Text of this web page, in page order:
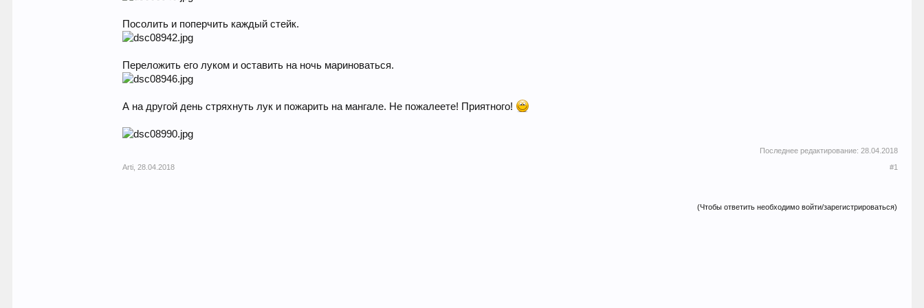
Посолить и поперчить каждый стейк.
Переложить его луком и оставить на ночь мариноваться.
А на другой день стряхнуть лук и пожарить на мангале. Не пожалеете! Приятного!
Последнее редактирование: 28.04.2018
Arti 28.04.2018 #1
(Чтобы ответить необходимо войти/зарегистрироваться)